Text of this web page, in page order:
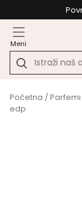
Meni
Početna /Parfemi
edp